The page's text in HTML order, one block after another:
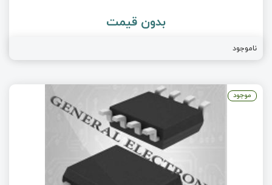
بدون قیمت
ناموجود
موجود